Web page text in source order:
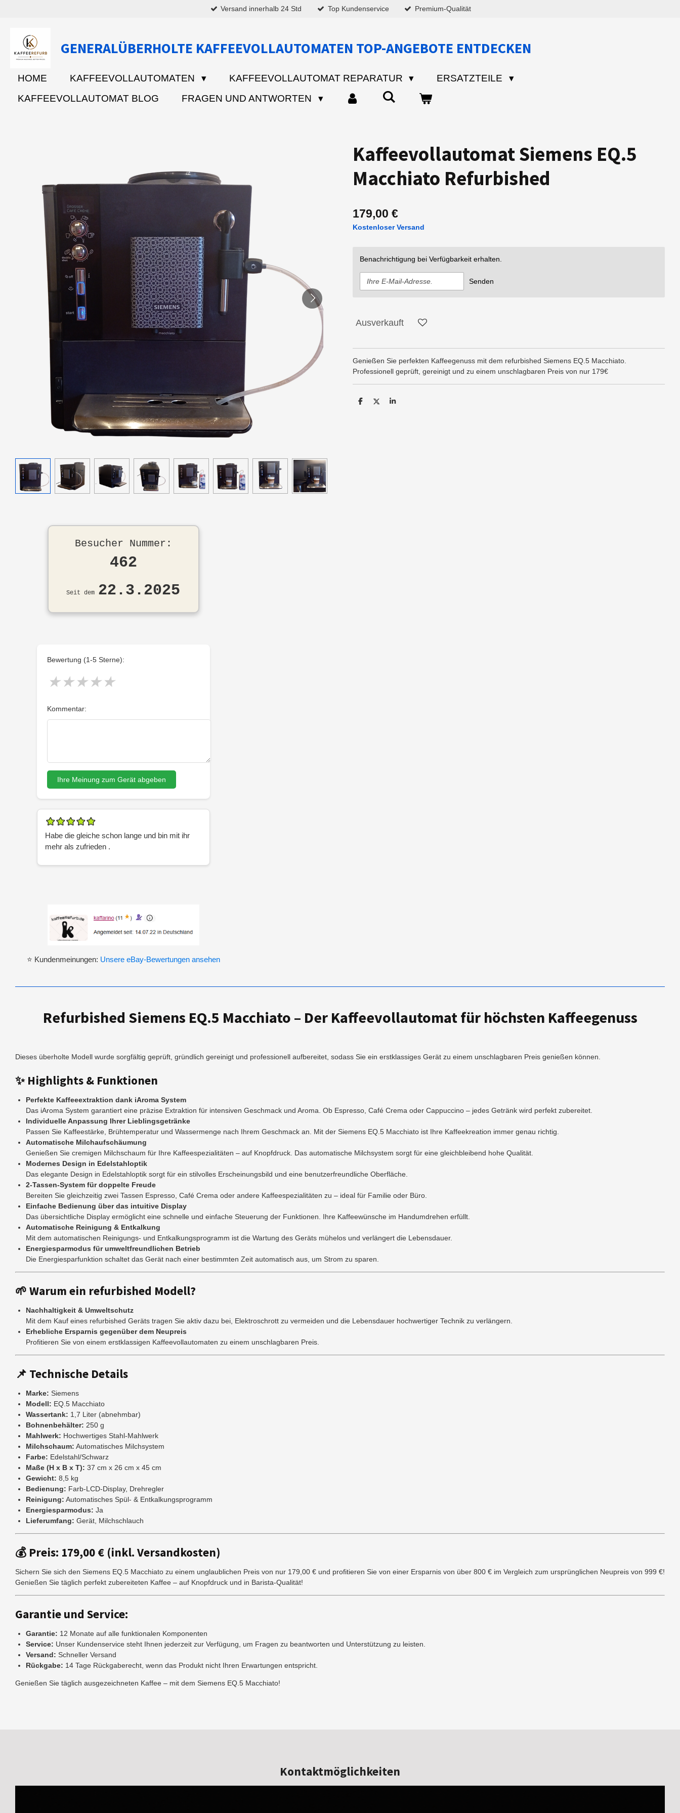
Versand innerhalb 24 Std Top Kundenservice Premium-Qualität
GENERALÜBERHOLTE KAFFEEVOLLAUTOMATEN TOP-ANGEBOTE ENTDECKEN
HOME KAFFEEVOLLAUTOMATEN KAFFEEVOLLAUTOMAT REPARATUR
ERSATZTEILE
KAFFEEVOLLAUTOMAT BLOG
FRAGEN UND ANTWORTEN
Kaffeevollautomat Siemens EQ.5
Macchiato Refurbished
179,00 €
Kostenloser Versand
Benachrichtigung bei Verfügbarkeit erhalten.
Senden
Ausverkauft
Genießen Sie perfekten Kaffeegenuss mit dem refurbished Siemens EQ.5 Macchiato.
Professionell geprüft, gereinigt und zu einem unschlagbaren Preis von nur 179€
T
T
T
Besucher Nummer:
462
Seit dem 22.3.2025
Bewertung (1-5 Sterne):
★★★★★
Kommentar:
Ihre Meinung zum Gerät abgeben
Habe die gleiche schon lange und bin mit ihr
mehr als zufrieden .
⭐ Kundenmeinungen: Unsere eBay-Bewertungen ansehen
Refurbished Siemens EQ.5 Macchiato – Der Kaffeevollautomat für höchsten Kaffeegenuss
Dieses überholte Modell wurde sorgfältig geprüft, gründlich gereinigt und professionell aufbereitet, sodass Sie ein erstklassiges Gerät zu einem unschlagbaren Preis genießen können.
✨ Highlights & Funktionen
Perfekte Kaffeeextraktion dank iAroma System
Das iAroma System garantiert eine präzise Extraktion für intensiven Geschmack und Aroma. Ob Espresso, Café Crema oder Cappuccino – jedes Getränk wird perfekt zubereitet.
Individuelle Anpassung Ihrer Lieblingsgetränke
Passen Sie Kaffeestärke, Brühtemperatur und Wassermenge nach Ihrem Geschmack an. Mit der Siemens EQ.5 Macchiato ist Ihre Kaffeekreation immer genau richtig.
Automatische Milchaufschäumung
Genießen Sie cremigen Milchschaum für Ihre Kaffeespezialitäten – auf Knopfdruck. Das automatische Milchsystem sorgt für eine gleichbleibend hohe Qualität.
Modernes Design in Edelstahloptik
Das elegante Design in Edelstahloptik sorgt für ein stilvolles Erscheinungsbild und eine benutzerfreundliche Oberfläche.
2-Tassen-System für doppelte Freude
Bereiten Sie gleichzeitig zwei Tassen Espresso, Café Crema oder andere Kaffeespezialitäten zu – ideal für Familie oder Büro.
Einfache Bedienung über das intuitive Display
Das übersichtliche Display ermöglicht eine schnelle und einfache Steuerung der Funktionen. Ihre Kaffeewünsche im Handumdrehen erfüllt.
Automatische Reinigung & Entkalkung
Mit dem automatischen Reinigungs- und Entkalkungsprogramm ist die Wartung des Geräts mühelos und verlängert die Lebensdauer.
Energiesparmodus für umweltfreundlichen Betrieb
Die Energiesparfunktion schaltet das Gerät nach einer bestimmten Zeit automatisch aus, um Strom zu sparen.
🌱 Warum ein refurbished Modell?
Nachhaltigkeit & Umweltschutz
Mit dem Kauf eines refurbished Geräts tragen Sie aktiv dazu bei, Elektroschrott zu vermeiden und die Lebensdauer hochwertiger Technik zu verlängern.
Erhebliche Ersparnis gegenüber dem Neupreis
Profitieren Sie von einem erstklassigen Kaffeevollautomaten zu einem unschlagbaren Preis.
📌 Technische Details
Marke: Siemens
Modell: EQ.5 Macchiato
Wassertank: 1,7 Liter (abnehmbar)
Bohnenbehälter: 250 g
Mahlwerk: Hochwertiges Stahl-Mahlwerk
Milchschaum: Automatisches Milchsystem
Farbe: Edelstahl/Schwarz
Maße (H x B x T): 37 cm x 26 cm x 45 cm
Gewicht: 8,5 kg
Bedienung: Farb-LCD-Display, Drehregler
Reinigung: Automatisches Spül- & Entkalkungsprogramm
Energiesparmodus: Ja
Lieferumfang: Gerät, Milchschlauch
💰 Preis: 179,00 € (inkl. Versandkosten)
Sichern Sie sich den Siemens EQ.5 Macchiato zu einem unglaublichen Preis von nur 179,00 € und profitieren Sie von einer Ersparnis von über 800 € im Vergleich zum ursprünglichen Neupreis von 999 €!
Genießen Sie täglich perfekt zubereiteten Kaffee – auf Knopfdruck und in Barista-Qualität!
Garantie und Service:
Garantie: 12 Monate auf alle funktionalen Komponenten
Service: Unser Kundenservice steht Ihnen jederzeit zur Verfügung, um Fragen zu beantworten und Unterstützung zu leisten.
Versand: Schneller Versand
Rückgabe: 14 Tage Rückgaberecht, wenn das Produkt nicht Ihren Erwartungen entspricht.
Genießen Sie täglich ausgezeichneten Kaffee – mit dem Siemens EQ.5 Macchiato!
Kontaktmöglichkeiten